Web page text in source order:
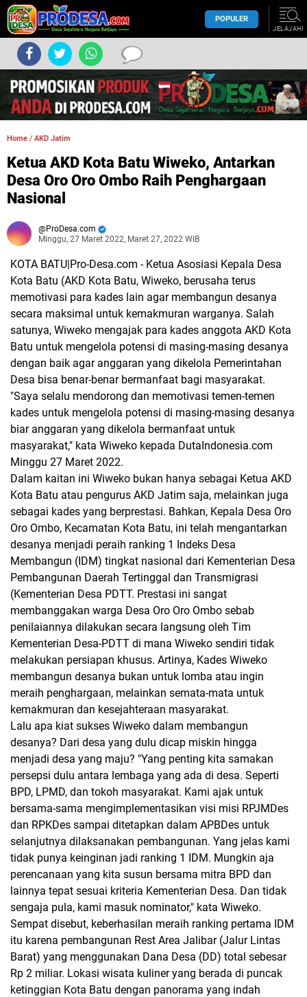
POPULER
JELAJAHI
Home / AKD Jatim
Ketua AKD Kota Batu Wiweko, Antarkan
Desa Oro Oro Ombo Raih Penghargaan
Nasional
ProDesa.com
Minggu, 27 Maret 2022, Maret 27, 2022 WIB
KOTA BATU|Pro-Desa.com - Ketua Asosiasi Kepala Desa
Kota Batu (AKD Kota Batu, Wiweko, berusaha terus
memotivasi para kades lain agar membangun desanya
secara maksimal untuk kemakmuran warganya. Salah
satunya, Wiweko mengajak para kades anggota AKD Kota
Batu untuk mengelola potensi di masing-masing desanya
dengan baik agar anggaran yang dikelola Pemerintahan
Desa bisa benar-benar bermanfaat bagi masyarakat.
"Saya selalu mendorong dan memotivasi temen-temen
kades untuk mengelola potensi di masing-masing desanya
biar anggaran yang dikelola bermanfaat untuk
masyarakat," kata Wiweko kepada DutaIndonesia.com
Minggu 27 Maret 2022.
Dalam kaitan ini Wiweko bukan hanya sebagai Ketua AKD
Kota Batu atau pengurus AKD Jatim saja, melainkan juga
sebagai kades yang berprestasi. Bahkan, Kepala Desa Oro
Oro Ombo, Kecamatan Kota Batu, ini telah mengantarkan
desanya menjadi peraih ranking 1 Indeks Desa
Membangun (IDM) tingkat nasional dari Kementerian Desa
Pembangunan Daerah Tertinggal dan Transmigrasi
(Kementerian Desa PDTT. Prestasi ini sangat
membanggakan warga Desa Oro Oro Ombo sebab
penilaiannya dilakukan secara langsung oleh Tim
Kementerian Desa-PDTT di mana Wiweko sendiri tidak
melakukan persiapan khusus. Artinya, Kades Wiweko
membangun desanya bukan untuk lomba atau ingin
meraih penghargaan, melainkan semata-mata untuk
kemakmuran dan kesejahteraan masyarakat.
Lalu apa kiat sukses Wiweko dalam membangun
desanya? Dari desa yang dulu dicap miskin hingga
menjadi desa yang maju? "Yang penting kita samakan
persepsi dulu antara lembaga yang ada di desa. Seperti
BPD, LPMD, dan tokoh masyarakat. Kami ajak untuk
bersama-sama mengimplementasikan visi misi RPJMDes
dan RPKDes sampai ditetapkan dalam APBDes untuk
selanjutnya dilaksanakan pembangunan. Yang jelas kami
tidak punya keinginan jadi ranking 1 IDM. Mungkin aja
perencanaan yang kita susun bersama mitra BPD dan
lainnya tepat sesuai kriteria Kementerian Desa. Dan tidak
sengaja pula, kami masuk nominator," kata Wiweko.
Sempat disebut, keberhasilan meraih ranking pertama IDM
itu karena pembangunan Rest Area Jalibar (Jalur Lintas
Barat) yang menggunakan Dana Desa (DD) total sebesar
Rp 2 miliar. Lokasi wisata kuliner yang berada di puncak
ketinggian Kota Batu dengan panorama yang indah